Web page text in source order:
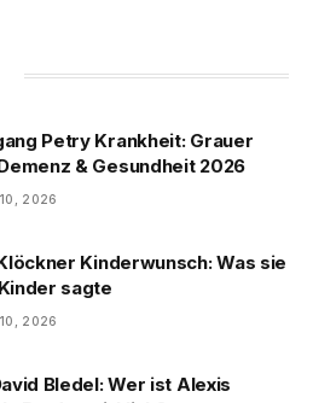
Petry Krankheit: Grauer
& Gesundheit 2026
2026
Kinderwunsch: Was sie
sagte
2026
Bledel: Wer ist Alexis